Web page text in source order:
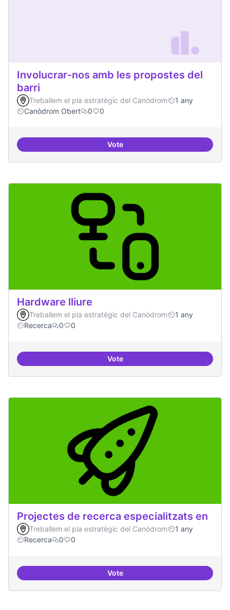
Involucrar-nos amb les propostes del
barri
Treballem el pla estratègic del Canòdrom
1 any
Canòdrom Obert
0 0
VoteInvolucrar-nos amb les
Hardware lliure
Treballem el pla estratègic del Canòdrom
1 any
Recerca
0 0
VoteHardware lliure
Projectes de recerca especialitzats en
Treballem el pla estratègic del Canòdrom
1 any
Recerca
0 0
VoteProjectes de recerca